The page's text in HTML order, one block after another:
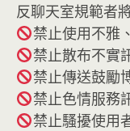
反聊天室規範者
禁止使用不雅
禁止散布不實
禁止傳送鼓勵
禁止色情服務
禁止騷擾使用